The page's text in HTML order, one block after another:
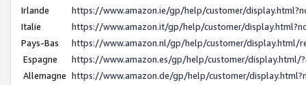
Irlande
https://www.amazon.ie/gp/help/customer/
Italie
https://www.amazon.it/gp/help/customer/
Pays-Bas
https://www.amazon.nl/gp/help/customer/display.html/
Espagne
https://www.amazon.es/gp/help/customer/display.html/
Allemagne https://www.amazon.de/gp/help/customer/